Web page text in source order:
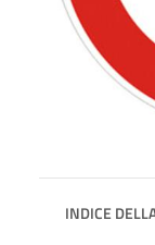
INDICE